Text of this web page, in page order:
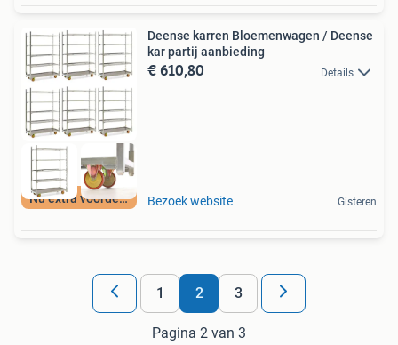
Nu extra voordeel
Deense karren Bloemenwagen / Deense
kar partij aanbieding
€ 610,80 Details
Bezoek website Gisteren
1 2 3
Pagina 2 van 3